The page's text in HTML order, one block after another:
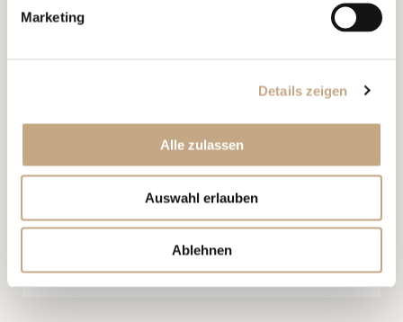
Marketing
Details zeigen
Alle zulassen
Auswahl erlauben
Ablehnen
Reform des EU-Designrechts –
Bedeutung für Schweizer
Unternehmen